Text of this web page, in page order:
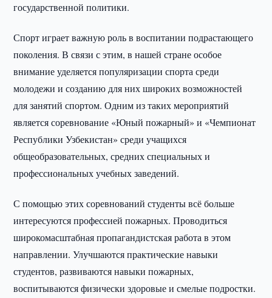
государственной политики.
Спорт играет важную роль в воспитании подрастающего
поколения. В связи с этим, в нашей стране особое
внимание уделяется популяризации спорта среди
молодежи и созданию для них широких возможностей
для занятий спортом. Одним из таких мероприятий
является соревнование «Юный пожарный» и «Чемпионат
Республики Узбекистан» среди учащихся
общеобразовательных, средних специальных и
профессиональных учебных заведений.
С помощью этих соревнований студенты всё больше
интересуются профессией пожарных. Проводиться
широкомасштабная пропагандистская работа в этом
направлении. Улучшаются практические навыки
студентов, развиваются навыки пожарных,
воспитываются физически здоровые и смелые подростки.